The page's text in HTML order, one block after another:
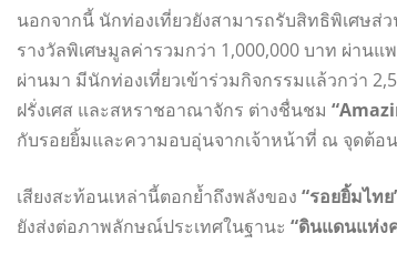
นอกจากนี้ นักท่องเที่ยวยังสามารถรับสิทธิพิเศษส่
รางวัลพิเศษมูลค่ารวมกว่า 1,000,000 บาท ผ่าน
ผ่านมา มีนักท่องเที่ยวเข้าร่วมกิจกรรมแล้วกว่า
ฝรั่งเศส และสหราชอาณาจักร ต่างชื่นชม
กับรอยยิ้มและความอบอุ่นจากเจ้าหน้าที่ ณ จุดต้อ
เสียงสะท้อนเหล่านี้ตอกย้ำถึงพลังของ “รอยยิ้มไทย
ยังส่งต่อภาพลักษณ์ประเทศในฐานะ “ดินแดนแห่ง